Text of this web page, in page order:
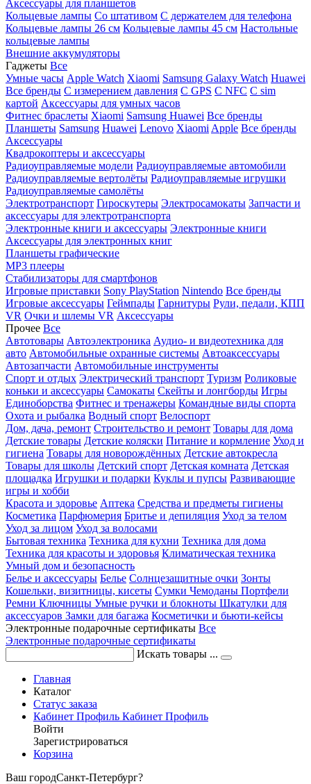
Аксессуары для планшетов
Кольцевые лампы Со штативом C держателем для телефона
Кольцевые лампы 26 см Кольцевые лампы 45 см Настольные
кольцевые лампы
Внешние аккумуляторы
Гаджеты Все
Умные часы Apple Watch Xiaomi Samsung Galaxy Watch Huawei
Все бренды C измерением давления C GPS C NFC C sim
картой Аксессуары для умных часов
Фитнес браслеты Xiaomi Samsung Huawei Все бренды
Планшеты Samsung Huawei Lenovo Xiaomi Apple Все бренды
Аксессуары
Квадрокоптеры и аксессуары
Радиоуправляемые модели Радиоуправляемые автомобили
Радиоуправляемые вертолёты Радиоуправляемые игрушки
Радиоуправляемые самолёты
Электротранспорт Гироскутеры Электросамокаты Запчасти и
аксессуары для электротранспорта
Электронные книги и аксессуары Электронные книги
Аксессуары для электронных книг
Планшеты графические
MP3 плееры
Стабилизаторы для смартфонов
Игровые приставки Sony PlayStation Nintendo Все бренды
Игровые аксессуары Геймпады Гарнитуры Рули, педали, КПП
VR Очки и шлемы VR Аксессуары
Прочее Все
Автотовары Автоэлектроника Аудио- и видеотехника для
авто Автомобильные охранные системы Автоаксессуары
Автозапчасти Автомобильные инструменты
Спорт и отдых Электрический транспорт Туризм Роликовые
коньки и аксессуары Самокаты Скейты и лонгборды Игры
Единоборства Фитнес и тренажеры Командные виды спорта
Охота и рыбалка Водный спорт Велоспорт
Дом, дача, ремонт Строительство и ремонт Товары для дома
Детские товары Детские коляски Питание и кормление Уход и
гигиена Товары для новорождённых Детские автокресла
Товары для школы Детский спорт Детская комната Детская
площадка Игрушки и подарки Куклы и пупсы Развивающие
игры и хобби
Красота и здоровье Аптека Средства и предметы гигиены
Косметика Парфюмерия Бритье и депиляция Уход за телом
Уход за лицом Уход за волосами
Бытовая техника Техника для кухни Техника для дома
Техника для красоты и здоровья Климатическая техника
Умный дом и безопасность
Белье и аксессуары Белье Солнцезащитные очки Зонты
Кошельки, визитницы, кисеты Сумки Чемоданы Портфели
Ремни Ключницы Умные ручки и блокноты Шкатулки для
аксессуаров Замки для багажа Косметички и бьюти-кейсы
Электронные подарочные сертификаты Все
Электронные подарочные сертификаты
Искать товары ...
Главная
Каталог
Статус заказа
Кабинет Профиль Кабинет Профиль
Войти
Зарегистрироваться
Корзина
Ваш городСанкт-Петербург?